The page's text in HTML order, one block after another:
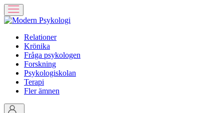
Relationer
Krönika
Fråga psykologen
Forskning
Psykologiskolan
Terapi
Fler ämnen